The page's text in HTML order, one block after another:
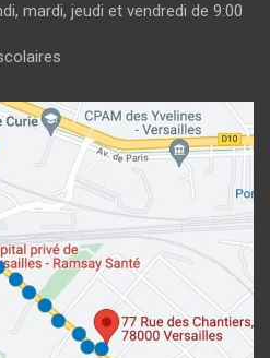
mardi, jeudi et vendredi de 9:00